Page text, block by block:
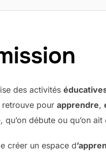
des activités
retrouve pour apprendre,
qu’on débute ou qu’on
créer un espace d